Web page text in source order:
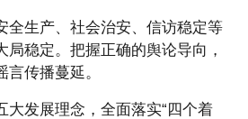
全生产、社会治安、信访稳定等
局稳定。把握正确的舆论导向，
传播蔓延。
大发展理念，全面落实“四个着